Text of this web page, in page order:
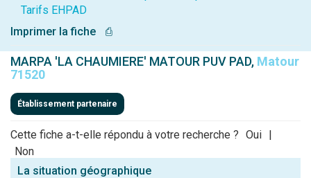
Tarifs EHPAD
Imprimer la fiche
⎙
MARPA 'LA CHAUMIERE' MATOUR PUV PAD, Matour
71520
Établissement partenaire
Cette fiche a-t-elle répondu à votre recherche ? Oui |
Non
La situation géographique